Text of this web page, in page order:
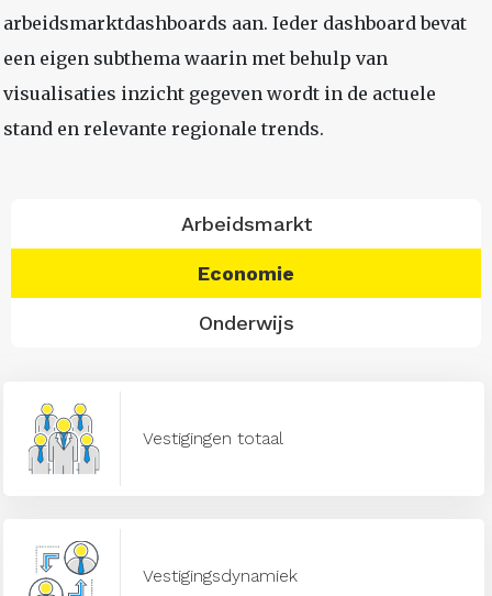
arbeidsmarktdashboards aan. Ieder dashboard bevat
een eigen subthema waarin met behulp van
visualisaties inzicht gegeven wordt in de actuele
stand en relevante regionale trends.
Arbeidsmarkt
Economie
Onderwijs
Vestigingen totaal
Vestigingsdynamiek